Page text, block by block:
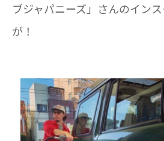
ブジャパニーズ」さんのイン
が！